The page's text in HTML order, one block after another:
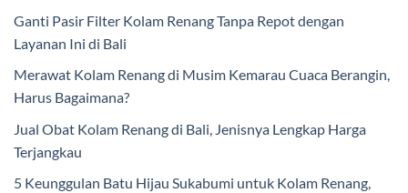
Ganti Pasir Filter Kolam Renang Tanpa Repot dengan
Layanan Ini di Bali
Merawat Kolam Renang di Musim Kemarau Cuaca Berangin,
Harus Bagaimana?
Jual Obat Kolam Renang di Bali, Jenisnya Lengkap Harga
Terjangkau
5 Keunggulan Batu Hijau Sukabumi untuk Kolam Renang,